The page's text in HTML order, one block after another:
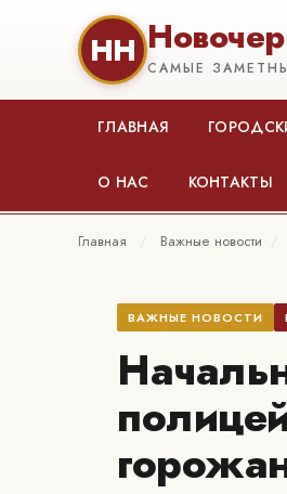
НН САМЫЕ
ГЛАВНАЯ
О НАС КОНТАКТЫ
Главная / Важные новости /
ВАЖНЫЕ НОВОСТИ